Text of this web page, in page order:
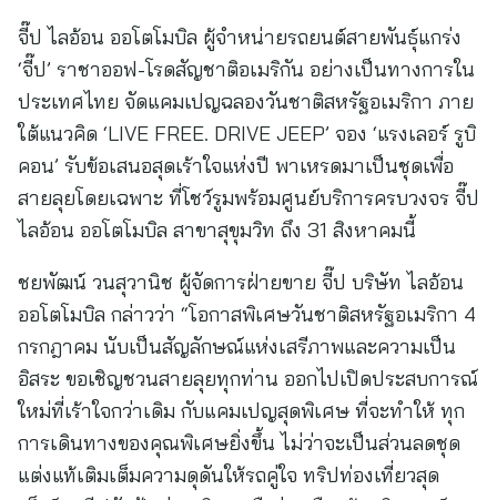
จี๊ป ไลอ้อน ออโตโมบิล ผู้จำหน่ายรถยนต์สายพันธุ์แกร่ง
‘จี๊ป’ ราชาออฟ-โรดสัญชาติอเมริกัน อย่างเป็นทางการใน
ประเทศไทย จัดแคมเปญฉลองวันชาติสหรัฐอเมริกา ภาย
ใต้แนวคิด ‘LIVE FREE. DRIVE JEEP’ จอง ‘แรงเลอร์ รูบิ
คอน’ รับข้อเสนอสุดเร้าใจแห่งปี พาเหรดมาเป็นชุดเพื่อ
สายลุยโดยเฉพาะ ที่โชว์รูมพร้อมศูนย์บริการครบวงจร จี๊ป
ไลอ้อน ออโตโมบิล สาขาสุขุมวิท ถึง 31 สิงหาคมนี้
ชยพัฒน์ วนสุวานิช ผู้จัดการฝ่ายขาย จี๊ป บริษัท ไลอ้อน
ออโตโมบิล กล่าวว่า “โอกาสพิเศษวันชาติสหรัฐอเมริกา 4
กรกฎาคม นับเป็นสัญลักษณ์แห่งเสรีภาพและความเป็น
อิสระ ขอเชิญชวนสายลุยทุกท่าน ออกไปเปิดประสบการณ์
ใหม่ที่เร้าใจกว่าเดิม กับแคมเปญสุดพิเศษ ที่จะทำให้ ทุก
การเดินทางของคุณพิเศษยิ่งขึ้น ไม่ว่าจะเป็นส่วนลดชุด
แต่งแท้เติมเต็มความดุดันให้รถคู่ใจ ทริปท่องเที่ยวสุด